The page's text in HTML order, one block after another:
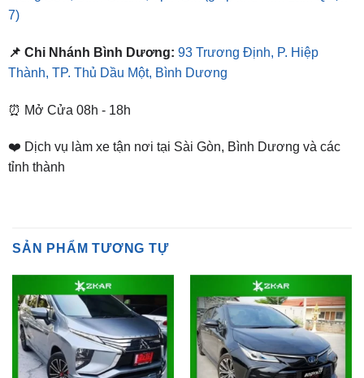
📌 Chi Nhánh Bình Dương:
⏰ Mở Cửa 08h - 18h
❤️ Dịch vụ làm xe tận nơi tại Sài Gòn, Bình Dương và các